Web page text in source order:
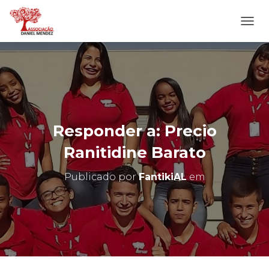
L
T
E
R
N
A
N
A
E
G
O
Responder a: Precio
Ranitidine Barato
Publicado porFantikiALem